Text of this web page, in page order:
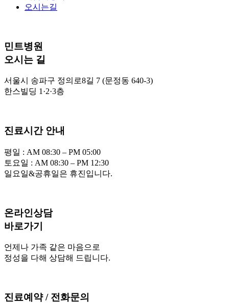
오시는길
민트병원
오시는 길
서울시 송파구 정의로8길 7 (문정동 640-3)
한스빌딩 1·2·3층
진료시간 안내
평일 : AM 08:30 – PM 05:00
토요일 : AM 08:30 – PM 12:30
일요일&공휴일은 휴진입니다.
온라인상담
바로가기
언제나 가족 같은 마음으로
정성을 다해 상담해 드립니다.
진료예약 / 전화문의